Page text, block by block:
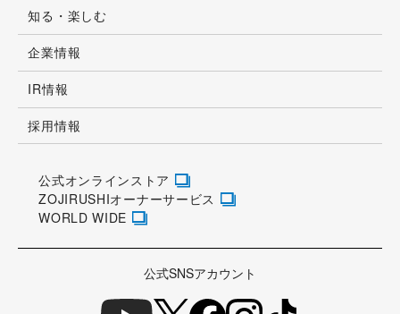
知る・楽しむ
企業情報
IR情報
採用情報
公式オンラインストア
ZOJIRUSHIオーナーサービス
WORLD WIDE
公式SNSアカウント